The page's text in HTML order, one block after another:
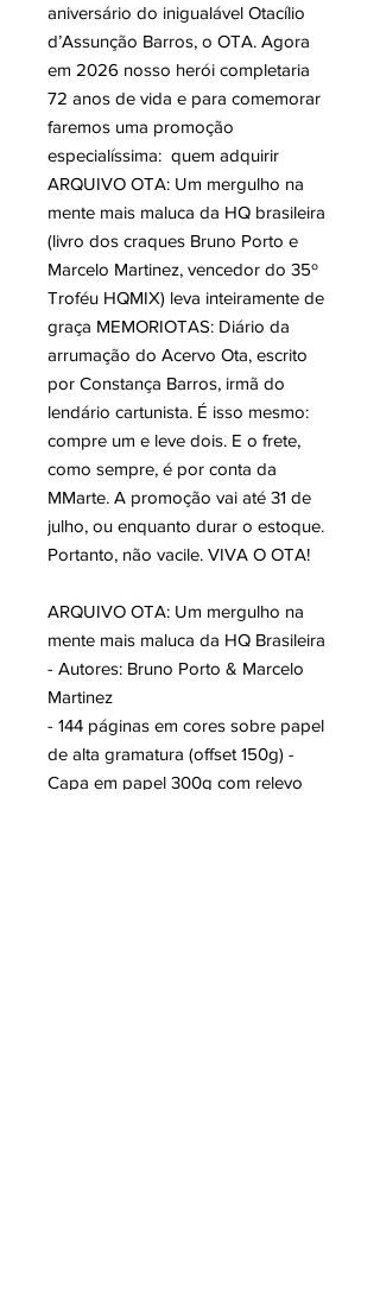
aniversário do inigualável Otacílio
d’Assunção Barros, o OTA. Agora
em 2026 nosso herói completaria
72 anos de vida e para comemorar
faremos uma promoção
especialíssima: quem adquirir
ARQUIVO OTA: Um mergulho na
mente mais maluca da HQ brasileira
(livro dos craques Bruno Porto e
Marcelo Martinez, vencedor do 35º
Troféu HQMIX) leva inteiramente de
graça MEMORIOTAS: Diário da
arrumação do Acervo Ota, escrito
por Constança Barros, irmã do
lendário cartunista. É isso mesmo:
compre um e leve dois. E o frete,
como sempre, é por conta da
MMarte. A promoção vai até 31 de
julho, ou enquanto durar o estoque.
Portanto, não vacile. VIVA O OTA!
ARQUIVO OTA: Um mergulho na
mente mais maluca da HQ Brasileira
- Autores: Bruno Porto & Marcelo
Martinez
- 144 páginas em cores sobre papel
de alta gramatura (offset 150g) -
Capa em papel 300g com relevo